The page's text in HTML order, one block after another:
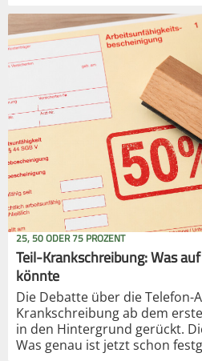
25, 50 ODER 75 PROZENT
Teil-Krankschreibung: Was
könnte
Die Debatte über die Telefon-
Krankschreibung ab dem
in den Hintergrund gerückt.
Was genau ist jetzt schon